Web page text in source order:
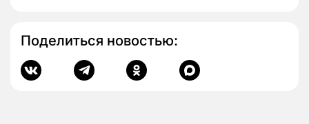
Поделиться новостью: